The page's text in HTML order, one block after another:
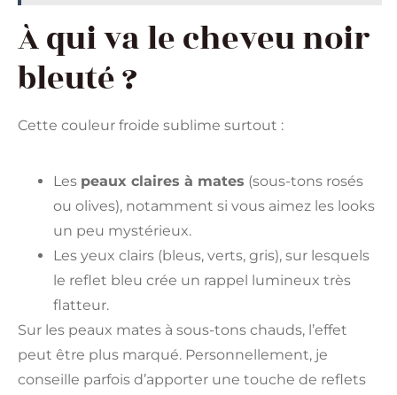
À qui va le cheveu noir
bleuté ?
Cette couleur froide sublime surtout :
Les peaux claires à mates (sous-tons rosés
ou olives), notamment si vous aimez les looks
un peu mystérieux.
Les yeux clairs (bleus, verts, gris), sur lesquels
le reflet bleu crée un rappel lumineux très
flatteur.
Sur les peaux mates à sous-tons chauds, l’effet
peut être plus marqué. Personnellement, je
conseille parfois d’apporter une touche de reflets